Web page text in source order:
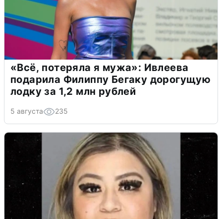
«Всё, потеряла я мужа»: Ивлеева
подарила Филиппу Бегаку дорогущую
лодку за 1,2 млн рублей
5 августа 235